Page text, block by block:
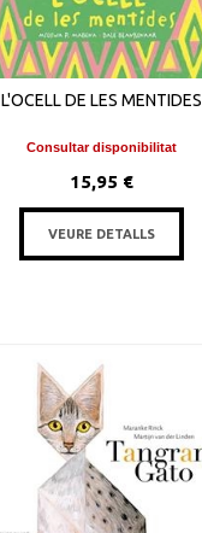
L'OCELL DE LES MENTIDES
Consultar disponibilitat
15,95 €
VEURE DETALLS